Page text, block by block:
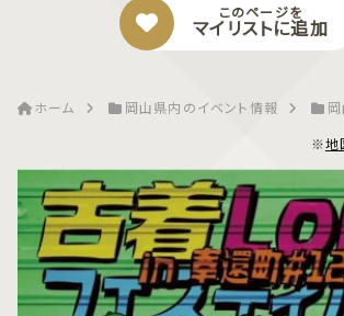
このページを
マイリストに追加
ホーム 岡山県内のイベント情報
※地